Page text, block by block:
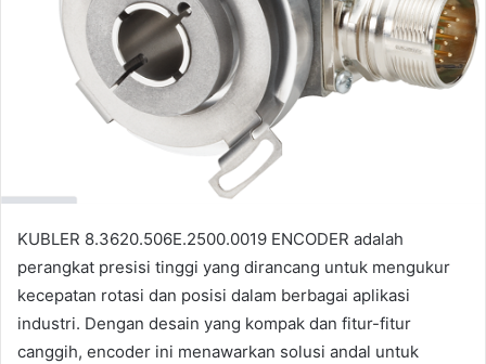
KUBLER 8.3620.506E.2500.0019 ENCODER adalah
perangkat presisi tinggi yang dirancang untuk mengukur
kecepatan rotasi dan posisi dalam berbagai aplikasi
industri. Dengan desain yang kompak dan fitur-fitur
canggih, encoder ini menawarkan solusi andal untuk